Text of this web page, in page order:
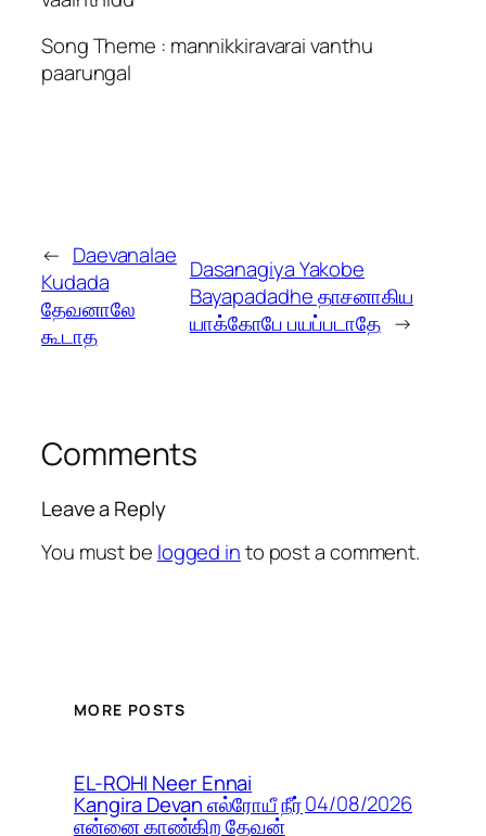
Song Theme : mannikkiravarai vanthu
paarungal
← Daevanalae
Kudada
தேவனாலே
கூடாத
Dasanagiya Yakobe
Bayapadadhe தாசனாகிய
யாக்கோபே பயப்படாதே →
Comments
Leave a Reply
You must be logged into post a comment.
MORE POSTS
EL-ROHI Neer Ennai
Kangira Devan எல்ரோயீ நீர்
என்னை காண்கிற தேவன்
04/08/2026